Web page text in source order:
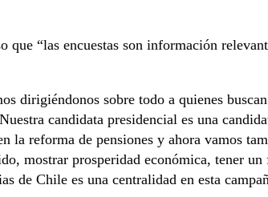
que “las encuestas son información
dirigiéndonos sobre todo a quienes
candidata presidencial es una
la reforma de pensiones y ahora vamos
mostrar prosperidad económica, tener
de Chile es una centralidad en esta